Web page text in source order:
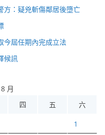
方：疑兇斬傷鄰居後墮亡
今屆任期內完成立法
候訊
月
四 五 六
1